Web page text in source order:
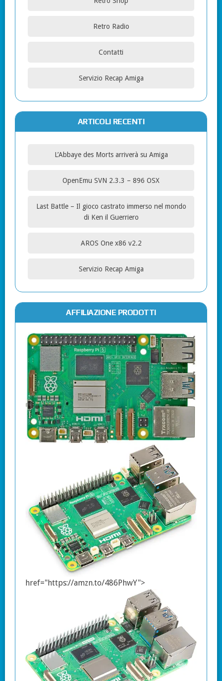
Retro Radio
Contatti
Servizio Recap Amiga
ARTICOLI RECENTI
L’Abbaye des Morts arriverà su Amiga
OpenEmu SVN 2.3.3 – 896 OSX
Last Battle – Il gioco castrato immerso nel mondo
di Ken il Guerriero
AROS One x86 v2.2
Servizio Recap Amiga
AFFILIAZIONE PRODOTTI
href="https://amzn.to/486PhwY">